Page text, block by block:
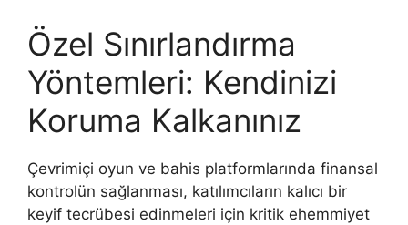
Özel Sınırlandırma
Yöntemleri: Kendinizi
Koruma Kalkanınız
Çevrimiçi oyun ve bahis platformlarında finansal
kontrolün sağlanması, katılımcıların kalıcı bir
keyif tecrübesi edinmeleri için kritik ehemmiyet